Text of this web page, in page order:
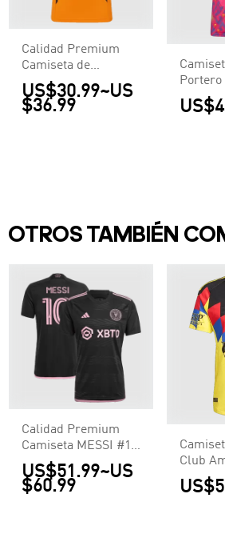
Calidad Premium
Camiseta de
McLaren F1 Racing
Team Set Up T-Shirt
Orange Hombre
US$30.99~US
$36.99
Portero
Mundo
OTROS TAMBIÉN
Calidad Premium
Camiseta MESSI #10
Inter Miami CF 2023
Segunda Equipación
Visitante Hombre -
US$51.99~US
$60.99
Club
2025/